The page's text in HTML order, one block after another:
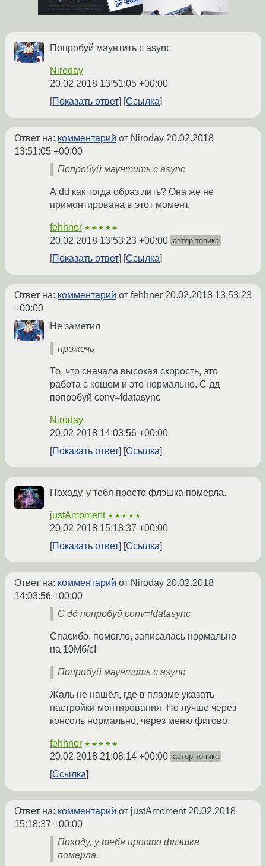
Попробуй маунтить с async
Niroday
20.02.2018 13:51:05 +00:00
Показать ответ
Ссылка
Ответ на: комментарий от Niroday 20.02.2018
13:51:05 +00:00
Попробуй маунтить с async
А dd как тогда образ лить? Она же не
примонтирована в этот момент.
fehhner ★★★★★
20.02.2018 13:53:23 +00:00 автор топика
Показать ответ Ссылка
Ответ на: комментарий от fehhner 20.02.2018 13:53:23
+00:00
Не заметил
прожечь
То, что сначала высокая скорость, это
работа с кешем и это нормально. С дд
попробуй conv=fdatasync
Niroday
20.02.2018 14:03:56 +00:00
Показать ответ
Ссылка
Походу, у тебя просто флэшка померла.
justAmoment ★★★★★
20.02.2018 15:18:37 +00:00
Показать ответ
Ссылка
Ответ на: комментарий от Niroday 20.02.2018
14:03:56 +00:00
С дд попробуй conv=fdatasync
Спасибо, помогло, записалась нормально
на 10Мб/с!
Попробуй маунтить с async
Жаль не нашёл, где в плазме указать
настройки монтирования. Но лучше через
консоль нормально, через меню фигово.
fehhner ★★★★★
20.02.2018 21:08:14 +00:00 автор топика
Ссылка
Ответ на: комментарий от justAmoment20.02.2018
15:18:37 +00:00
Походу, у тебя просто флэшка
померла.